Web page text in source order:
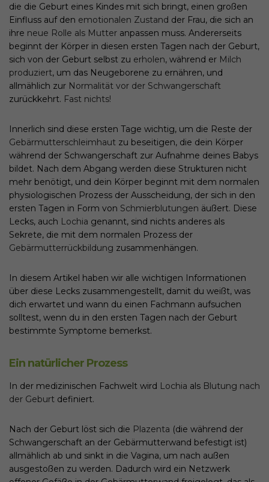
die die Geburt eines Kindes mit sich bringt, einen großen
Einfluss auf den emotionalen Zustand der Frau, die sich an
ihre neue Rolle als Mutter anpassen muss. Andererseits
beginnt der Körper in diesen ersten Tagen nach der Geburt,
sich von der Geburt selbst zu erholen, während er Milch
produziert, um das Neugeborene zu ernähren, und
allmählich zur Normalität vor der Schwangerschaft
zurückkehrt. Fast nichts!
Innerlich sind diese ersten Tage wichtig, um die Reste der
Gebärmutterschleimhaut zu beseitigen, die dein Körper
während der Schwangerschaft zur Aufnahme deines Babys
bildet. Nach dem Abgang werden diese Strukturen nicht
mehr benötigt, und dein Körper beginnt mit dem normalen
physiologischen Prozess der Ausscheidung, der sich in den
ersten Tagen in Form von Schmierblutungen äußert. Diese
Lecks, auch Lochia genannt, sind nichts anderes als
Sekrete, die mit dem normalen Prozess der
Gebärmutterrückbildung zusammenhängen.
In diesem Artikel haben wir alle wichtigen Informationen
über diese Lecks zusammengestellt, damit du weißt, was
dich erwartet und wann du einen Fachmann aufsuchen
solltest, wenn du in den ersten Tagen nach der Geburt
bestimmte Symptome bemerkst.
Ein natürlicher Prozess
In der medizinischen Fachwelt wird Lochia als Blutung nach
der Geburt definiert.
Nach der Geburt löst sich die Plazenta (die während der
Schwangerschaft an der Gebärmutterwand befestigt ist)
allmählich ab und sinkt in die Vagina, um nach außen
ausgestoßen zu werden. Dadurch wird ein Netzwerk